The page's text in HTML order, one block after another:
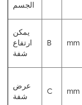
الجسم
يمكن
ارتفاع
شفة
B mm
عرض
شفة
C mm